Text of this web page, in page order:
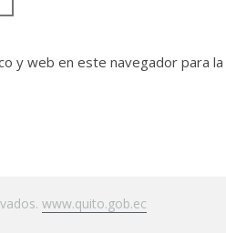
y web en este navegador para
www.quito.gob.ec